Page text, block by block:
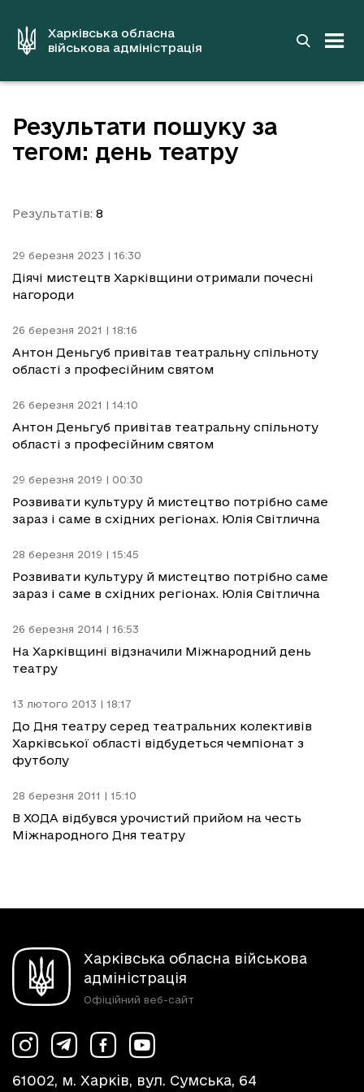
вмістуХарківська обласна
військова адміністрація
Результати пошуку за
тегом: день театру
Результатів: 8
29 березня 2023 | 16:30
Діячі мистецтв Харківщини отримали почесні
нагороди
26 березня 2021 | 18:16
Антон Деньгуб привітав театральну спільноту
області з професійним святом
26 березня 2021 | 14:10
Антон Деньгуб привітав театральну спільноту
області з професійним святом
29 березня 2019 | 00:30
Розвивати культуру й мистецтво потрібно саме
зараз і саме в східних регіонах. Юлія Світлична
28 березня 2019 | 15:45
Розвивати культуру й мистецтво потрібно саме
зараз і саме в східних регіонах. Юлія Світлична
26 березня 2014 | 16:53
На Харківщині відзначили Міжнародний день
театру
13 лютого 2013 | 18:17
До Дня театру серед театральних колективів
Харківської області відбудеться чемпіонат з
футболу
28 березня 2011 | 15:10
В ХОДА відбувся урочистий прийом на честь
Міжнародного Дня театру
Харківська обласна військова
адміністрація
Офіційний веб-сайт
61002, м. Харків, вул. Сумська, 64